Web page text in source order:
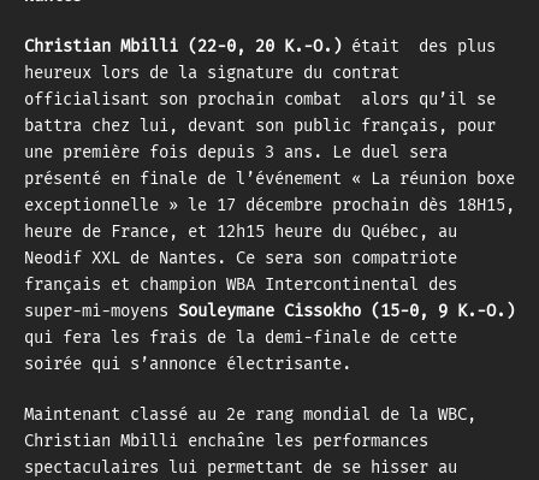
Christian Mbilli (22-0, 20 K.-O.) était des plus
heureux lors de la signature du contrat
officialisant son prochain combat alors qu’il se
battra chez lui, devant son public français, pour
une première fois depuis 3 ans. Le duel sera
présenté en finale de l’événement « La réunion boxe
exceptionnelle » le 17 décembre prochain dès 18H15,
heure de France, et 12h15 heure du Québec, au
Neodif XXL de Nantes. Ce sera son compatriote
français et champion WBA Intercontinental des
super-mi-moyens Souleymane Cissokho (15-0, 9 K.-O.)
qui fera les frais de la demi-finale de cette
soirée qui s’annonce électrisante.
Maintenant classé au 2e rang mondial de la WBC,
Christian Mbilli enchaîne les performances
spectaculaires lui permettant de se hisser au